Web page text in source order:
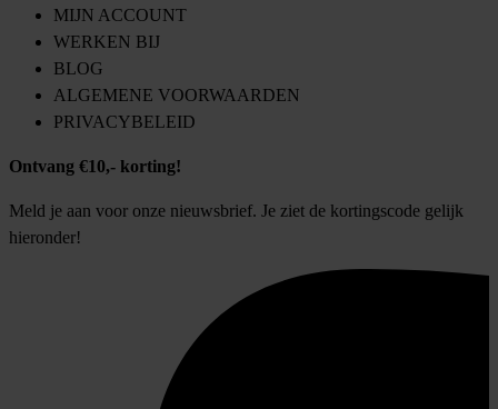
MIJN ACCOUNT
WERKEN BIJ
BLOG
ALGEMENE VOORWAARDEN
PRIVACYBELEID
Ontvang €10,- korting!
Meld je aan voor onze nieuwsbrief. Je ziet de kortingscode gelijk
hieronder!